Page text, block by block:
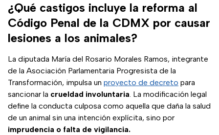
¿Qué castigos incluye la reforma al
Código Penal de la CDMX por causar
lesiones a los animales?
La diputada María del Rosario Morales Ramos, integrante
de la Asociación Parlamentaria Progresista de la
Transformación, impulsa un proyecto de decreto para
sancionar la crueldad involuntaria. La modificación legal
define la conducta culposa como aquella que daña la salud
de un animal sin una intención explícita, sino por
imprudencia o falta de vigilancia.